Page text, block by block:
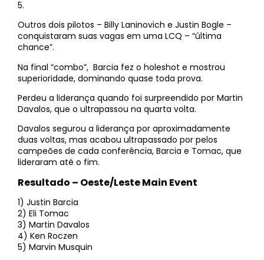
5.
Outros dois pilotos – Billy Laninovich e Justin Bogle –
conquistaram suas vagas em uma LCQ – “última
chance”.
Na final “combo”, Barcia fez o holeshot e mostrou
superioridade, dominando quase toda prova.
Perdeu a liderança quando foi surpreendido por Martin
Davalos, que o ultrapassou na quarta volta.
Davalos segurou a liderança por aproximadamente
duas voltas, mas acabou ultrapassado por pelos
campeões de cada conferência, Barcia e Tomac, que
lideraram até o fim.
Resultado – Oeste/Leste Main Event
1) Justin Barcia
2) Eli Tomac
3) Martin Davalos
4) Ken Roczen
5) Marvin Musquin